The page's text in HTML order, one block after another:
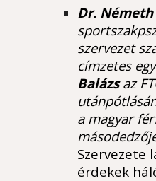
Dr.
szervezet
címzetes
Balázsaz
a magyar
Szervezete
érdekek